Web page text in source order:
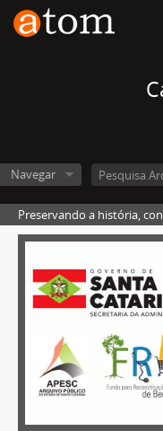
Navegar
Preservando a história,